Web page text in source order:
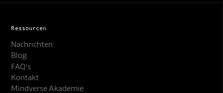
Online · KI-Assistent
Ressourcen
Nachrichten
Blog
FAQ's
Kontakt
Mindverse Akademie